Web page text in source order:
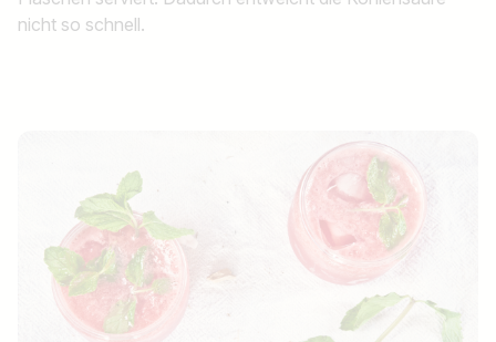
nicht so schnell.